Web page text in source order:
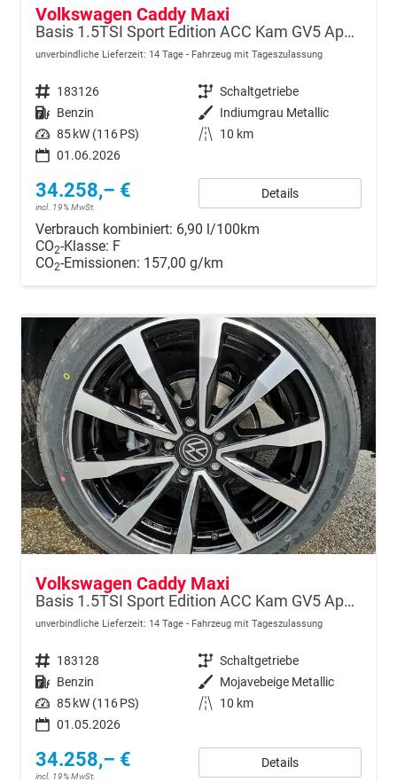
Volkswagen Caddy Maxi
Basis 1.5TSI Sport Edition ACC Kam GV5 App AHK Reling
unverbindliche Lieferzeit: 14 Tage Fahrzeug mit Tageszulassung
Fahrzeugnr. 183126 Getriebe Schaltgetriebe
Kraftstoff Benzin Außenfarbe Indiumgrau Metallic
Leistung 85 kW (116 PS) Kilometerstand
10 km
01.06.2026
34.258,– €
incl. 19% MwSt.
Details
Verbrauch kombiniert: 6,90 l/100km
CO2-Klasse: F
CO2-Emissionen: 157,00 g/km
Volkswagen Caddy Maxi
Basis 1.5TSI Sport Edition ACC Kam GV5 App AHK Reling
unverbindliche Lieferzeit: 14 Tage Fahrzeug mit Tageszulassung
Fahrzeugnr. 183128 Getriebe Schaltgetriebe
Kraftstoff Benzin Außenfarbe Mojavebeige Metallic
Leistung 85 kW (116 PS) Kilometerstand
10 km
01.05.2026
34.258,– €
incl. 19% MwSt.
Details